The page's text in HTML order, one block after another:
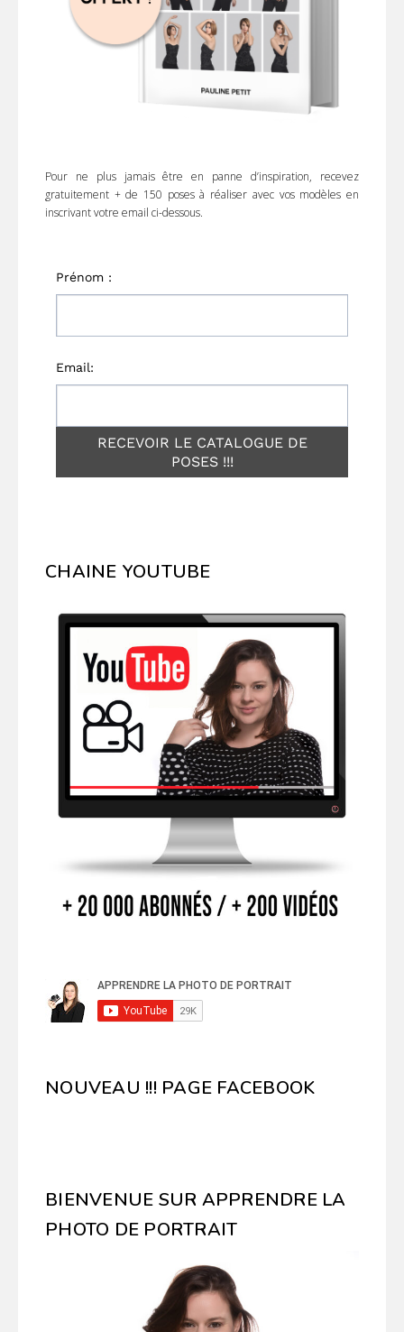
Pour ne plus jamais être en panne d’inspiration, recevez
gratuitement + de 150 poses à réaliser avec vos modèles en
inscrivant votre email ci-dessous.
CHAINE YOUTUBE
NOUVEAU !!! PAGE FACEBOOK
BIENVENUE SUR APPRENDRE LA
PHOTO DE PORTRAIT